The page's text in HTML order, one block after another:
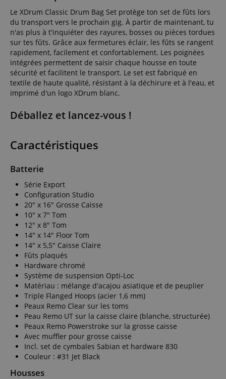
Le XDrum Classic Drum Bag Set protège ton set de fûts lors
du transport vers le prochain gig. À partir de maintenant, tu
n'as plus à t'inquiéter des rayures, bosses ou pièces tordues
sur tes fûts. Grâce aux fermetures éclair, les fûts se rangent
rapidement, facilement et confortablement. Les poignées
intégrées permettent de saisir chaque housse en toute
sécurité et facilitent le transport. Le set est fabriqué en
textile de haute qualité, résistant à la déchirure et à l'eau, et
imprimé d'un logo XDrum blanc.
Déballez et lancez-vous !
Caractéristiques
Batterie
Série Export
Configuration Studio
20" x 16" Grosse Caisse
10" x 7" Tom
12" x 8" Tom
14" x 14" Floor Tom
14" x 5,5" Caisse Claire
Fûts plaqués
Hardware chromé
Système de suspension Opti-Loc
Matériau : mélange d'acajou asiatique et de peuplier
Triple Flanged Hoops (acier 1,6 mm)
Peaux Remo Clear sur les toms
Peau Remo UT sur la caisse claire (blanche, structurée)
Peaux Remo Powerstroke sur la grosse caisse
Avec muffler pour grosse caisse
Incl. set de cymbales Sabian et hardware 830
Couleur : #31 Jet Black
Housses